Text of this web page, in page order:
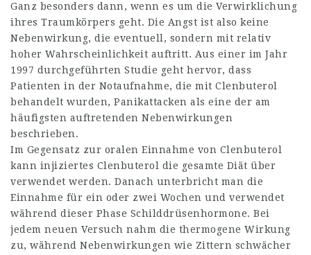
Ganz besonders dann, wenn es um die Verwirklichung
ihres Traumkörpers geht. Die Angst ist also keine
Nebenwirkung, die eventuell, sondern mit relativ
hoher Wahrscheinlichkeit auftritt. Aus einer im Jahr
1997 durchgeführten Studie geht hervor, dass
Patienten in der Notaufnahme, die mit Clenbuterol
behandelt wurden, Panikattacken als eine der am
häufigsten auftretenden Nebenwirkungen
beschrieben.
Im Gegensatz zur oralen Einnahme von Clenbuterol
kann injiziertes Clenbuterol die gesamte Diät über
verwendet werden. Danach unterbricht man die
Einnahme für ein oder zwei Wochen und verwendet
während dieser Phase Schilddrüsenhormone. Bei
jedem neuen Versuch nahm die thermogene Wirkung
zu, während Nebenwirkungen wie Zittern schwächer